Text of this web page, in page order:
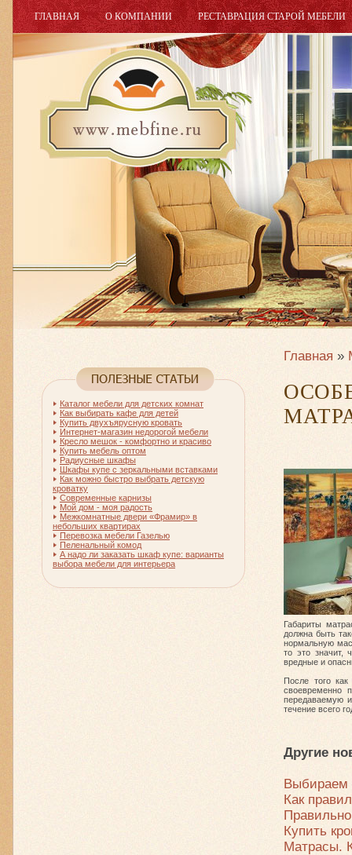
ГЛАВНАЯ О КОМПАНИИ РЕСТАВРАЦИЯ СТАРОЙ МЕБЕЛИ
Главная »
Габариты
должна быть
нормальную
то это значит,
вредные и
После того
своевременно
передаваемую
течение всего
Другие
Выбираем
Как
Купить
Матрасы.
Каталог мебели для детских комнат
Как выбирать кафе для детей
Купить двухъярусную кровать
Интернет-магазин недорогой мебели
Кресло мешок - комфортно и красиво
Купить мебель оптом
Радиусные шкафы
Шкафы купе с зеркальными вставками
Как можно быстро выбрать детскую
кроватку
Современные карнизы
Мой дом - моя радость
Межкомнатные двери «Фрамир» в
небольших квартирах
Перевозка мебели Газелью
Пеленальный комод
А надо ли заказать шкаф купе: варианты
выбора мебели для интерьера